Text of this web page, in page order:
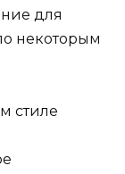
для
некоторым
стиле